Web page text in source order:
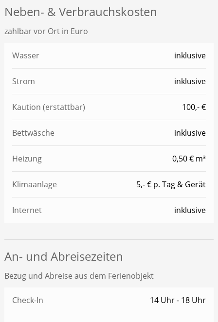
Neben- & Verbrauchskosten
zahlbar vor Ort in Euro
Wasser inklusive
Strom inklusive
Kaution (erstattbar) 100,- €
Bettwäsche inklusive
Heizung 0,50 € m³
Klimaanlage 5,- € p. Tag & Gerät
Internet inklusive
An- und Abreisezeiten
Bezug und Abreise aus dem Ferienobjekt
Check-In 14 Uhr - 18 Uhr